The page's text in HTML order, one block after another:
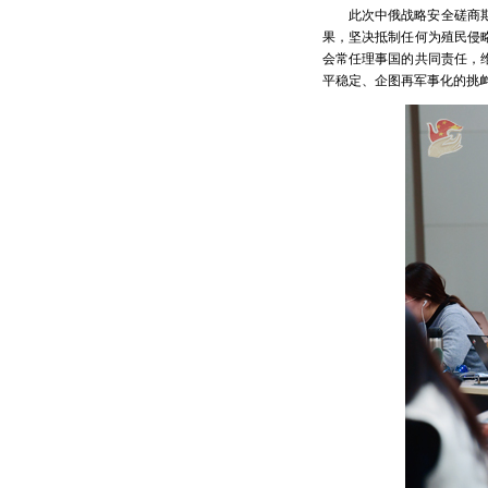
此次中俄战略安全磋商
果，坚决抵制任何为殖民侵
会常任理事国的共同责任，
平稳定、企图再军事化的挑